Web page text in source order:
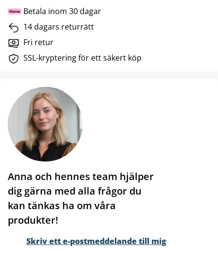
Betala inom 30 dagar
14 dagars returrätt
Fri retur
SSL-kryptering för ett säkert köp
Anna och hennes team hjälper
dig gärna med alla frågor du
kan tänkas ha om våra
produkter!
Skriv ett e-postmeddelande till mig